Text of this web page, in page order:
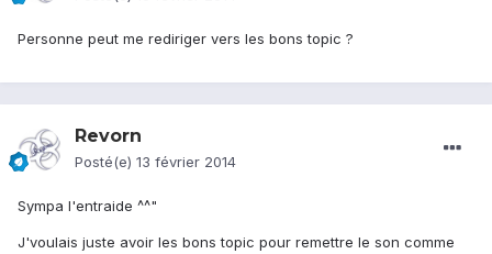
Personne peut me rediriger vers les bons topic ?
Revorn
Posté(e) 13 février 2014
Sympa l'entraide ^^"
J'voulais juste avoir les bons topic pour remettre le son comme